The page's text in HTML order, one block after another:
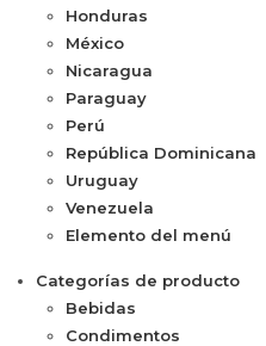
Honduras
México
Nicaragua
Paraguay
Perú
República Dominicana
Uruguay
Venezuela
Elemento del menú
Categorías de producto
Bebidas
Condimentos